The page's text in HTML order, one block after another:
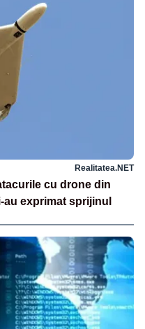
Realitatea.NET
cu drone din
exprimat sprijinul